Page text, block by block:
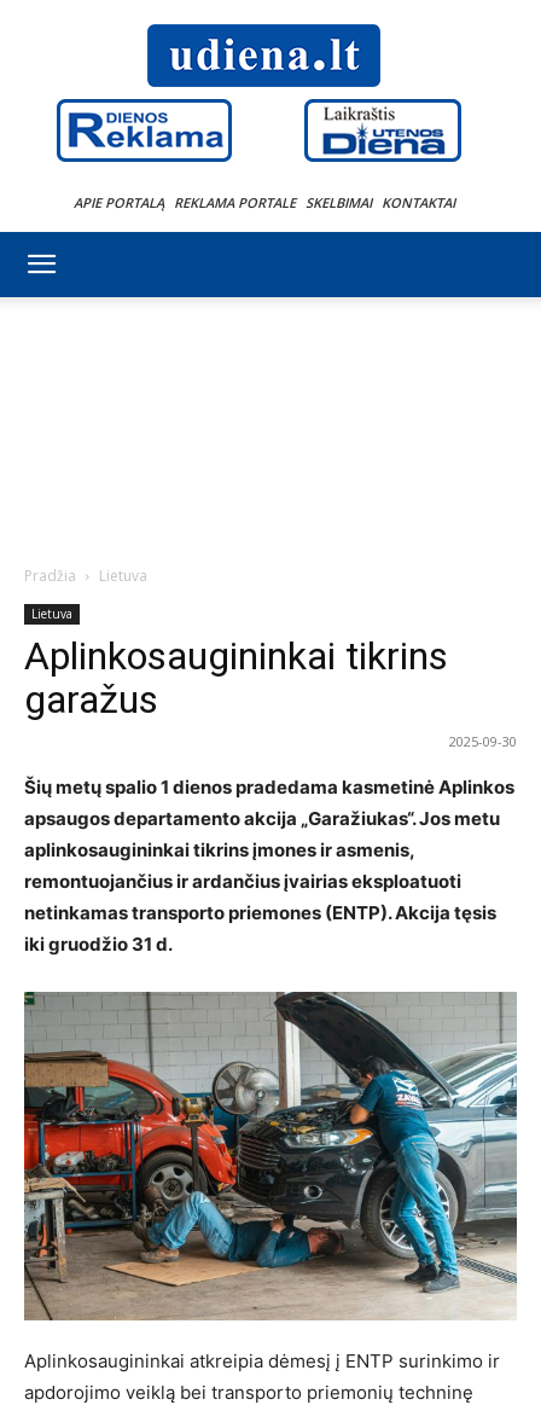
APIE PORTALĄ REKLAMA PORTALE SKELBIMAI KONTAKTAI
Pradžia Lietuva
Lietuva
Aplinkosaugininkai tikrins
garažus
2025-09-30
Šių metų spalio 1 dienos pradedama kasmetinė Aplinkos
apsaugos departamento akcija „Garažiukas“. Jos metu
aplinkosaugininkai tikrins įmones ir asmenis,
remontuojančius ir ardančius įvairias eksploatuoti
netinkamas transporto priemones (ENTP). Akcija tęsis
iki gruodžio 31 d.
Aplinkosaugininkai atkreipia dėmesį į ENTP surinkimo ir
apdorojimo veiklą bei transporto priemonių techninę